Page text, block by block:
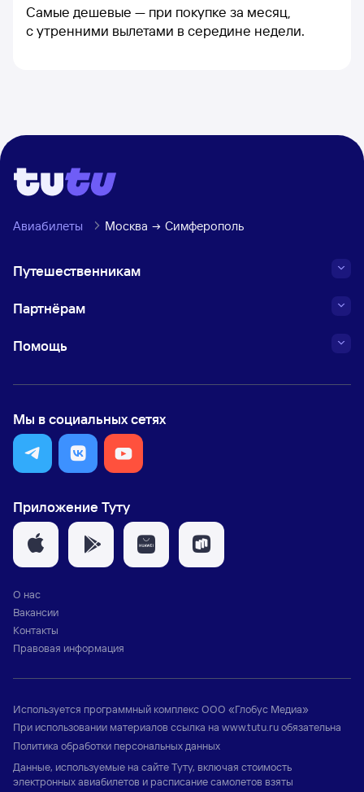
Самые дешевые — при покупке за месяц,
с утренними вылетами в середине недели.
Авиабилеты Москва Симферополь
Путешественникам
Партнёрам
Помощь
Мы в социальных сетях
Приложение Туту
О нас
Вакансии
Контакты
Правовая информация
Используется программный комплексООО «Глобус Медиа»
При использовании материалов ссылка на www.tutu.ruобязательна
Политика обработки персональных данных
Данные, используемые на сайте Туту, включая стоимость
электронных авиабилетов и расписание самолетов взяты